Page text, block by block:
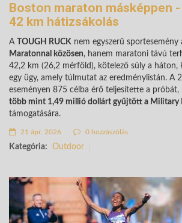
Boston maraton másképpen -
42 km hátizsákolás
A TOUGH RUCK nem egyszerű sportesemény
Maratonnal közösen, hanem maratoni távú
42,2 km (26,2 mérföld), kötelező súly a háton,
egy ügy, amely túlmutat az eredménylistán. A
eseményen 875 célba érő teljesítette a próbát,
több mint 1,49 millió dollárt gyűjtött a Military
támogatására.
21 ápr. 2026 0 hozzászólás
Kategória: Outdoor